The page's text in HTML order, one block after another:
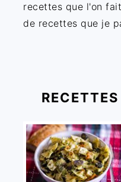
recettes que l'on
de recettes que je